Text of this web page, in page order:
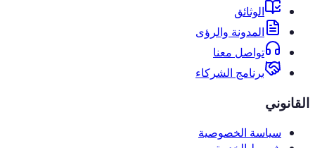
الوثائق
المدونة والرؤى
تواصل معنا
برنامج الشركاء
القانوني
سياسة الخصوصية